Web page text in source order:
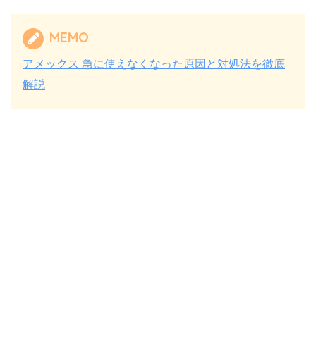
MEMO
アメックス 急に使えなくなった原因と対処法を徹底
解説